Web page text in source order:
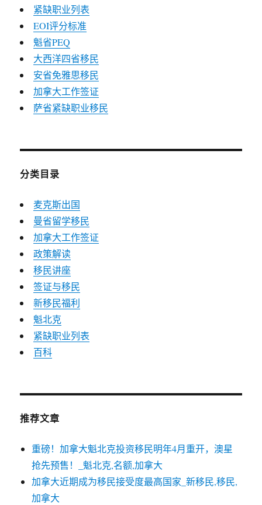
紧缺职业列表
EOI评分标准
魁省PEQ
大西洋四省移民
安省免雅思移民
加拿大工作签证
萨省紧缺职业移民
分类目录
麦克斯出国
曼省留学移民
加拿大工作签证
政策解读
移民讲座
签证与移民
新移民福利
魁北克
紧缺职业列表
百科
推荐文章
重磅！加拿大魁北克投资移民明年4月重开，澳星
抢先预售！_魁北克,名额,加拿大
加拿大近期成为移民接受度最高国家_新移民,移民,
加拿大